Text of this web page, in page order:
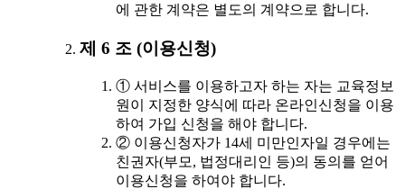
에 관한 계약은 별도의 계약으로 합니다.
제 6 조 (이용신청)
① 서비스를 이용하고자 하는 자는 교육정보
원이 지정한 양식에 따라 온라인신청을 이용
하여 가입 신청을 해야 합니다.
② 이용신청자가 14세 미만인자일 경우에는
친권자(부모, 법정대리인 등)의 동의를 얻어
이용신청을 하여야 합니다.